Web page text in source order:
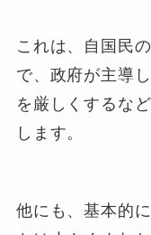
これは、自国民
で、政府が主導
を厳しくするな
します。
他にも、基本的